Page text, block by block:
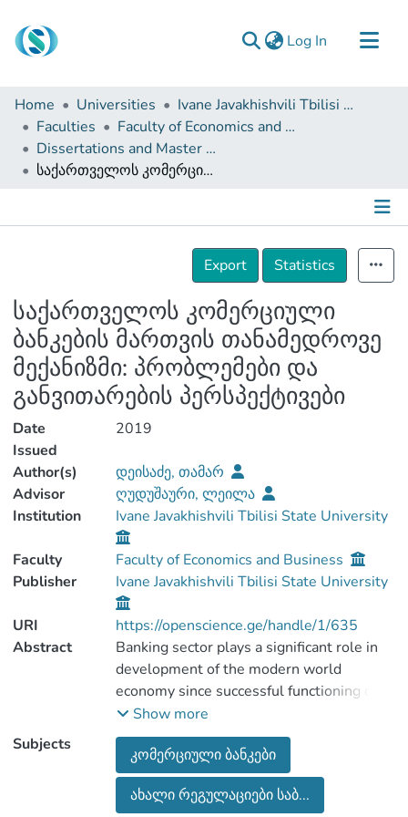
Log In (current)
Communities & Collections
Browse
Documentation
About Us
Home Universities
Ivane Javakhishvili Tbilisi State University
Faculties
Faculty of Economics and Business
Dissertations and Master Theses
საქართველოს კომერციული ბანკების მართვის თანამედროვე მექანიზმი: პრობლემები და განვითარების პერსპექტივები
Details
Export
Statistics
საქართველოს კომერციული
ბანკების მართვის თანამედროვე
მექანიზმი: პრობლემები და
განვითარების პერსპექტივები
Date
Issued
2019
Author(s)
დეისაძე, თამარ
Advisor
ღუდუშაური, ლეილა
Institution
Ivane Javakhishvili Tbilisi State University
Faculty
Faculty of Economics and Business
Publisher
Ivane Javakhishvili Tbilisi State University
URI
https://openscience.ge/handle/1/635
Abstract
Banking sector plays a significant role in
development of the modern world
economy since successful functioning of
banking system creates a healthy
economic legal environment in the
country. On the other hand, the
development of the banking system and
its successful functioning depends on
Show more
Subjects
კომერციული ბანკები
ახალი რეგულაციები საბ...